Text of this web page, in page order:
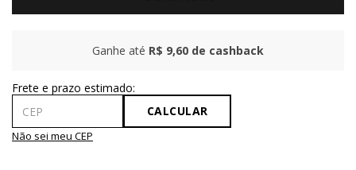
Ganhe até R$ 9,60 de cashback
Não sei meu CEP
CALCULAR